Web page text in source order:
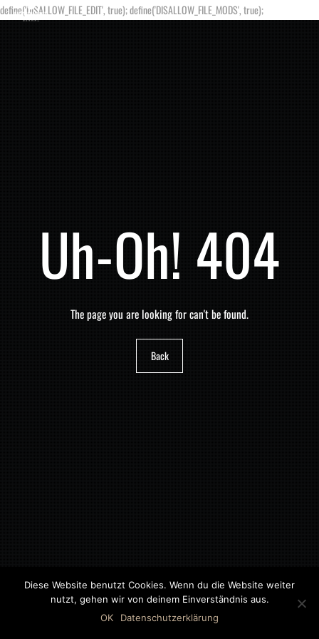
define('DISALLOW_FILE_EDIT', true); define('DISALLOW_FILE_MODS', true);
Uh-Oh! 404
The page you are looking for can't be found.
Back
©2018 MWB – MOTORWAGEN BERNAU GMBH
Diese Website benutzt Cookies. Wenn du die Website weiter
nutzt, gehen wir von deinem Einverständnis aus.
OK
Datenschutzerklärung